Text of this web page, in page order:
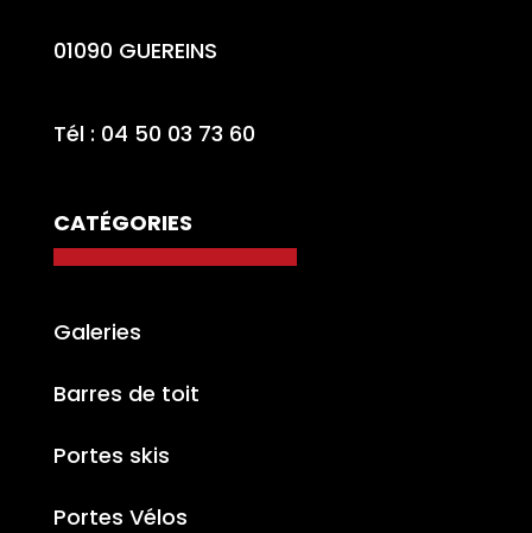
01090 GUEREINS
Tél : 04 50 03 73 60
CATÉGORIES
Galeries
Barres de toit
Portes skis
Portes Vélos